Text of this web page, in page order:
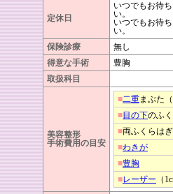
定休日
いつでもお待
い。
いつでもお待
い。
保険診療
無し
得意な手術
豊胸
取扱科目
美容整形
手術費用の目安
■二重まぶた
■目の下のふ
■両ふくらは
■わきが
■豊胸
■レーザー （